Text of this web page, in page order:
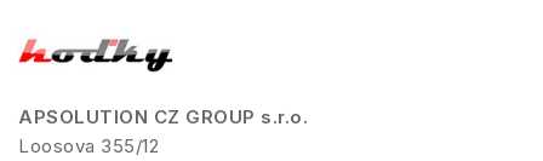
APSOLUTION CZ GROUP s.r.o.
Loosova 355/12